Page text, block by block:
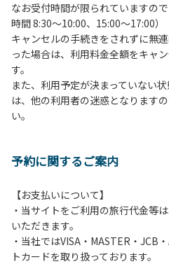
時前にお越しの方は、午後3時
続きを行ってください。午後5時
手続きを行ってください。
４、車両は、荷物の積み下ろし
ださい。
５、チェックアウトは、午前10
午後5時まで）です。チェック
方や使用人数が増えた場合は、
ら午前10時までの間にゴミステ
は、お持ち帰りをお願いします。
【禁止事項】
カラオケ、発電機、地面での直
ァイヤー、打ち上げ式花火、テ
なお受付時間が限られていますの
時間 8:30～10:00、15:00～17:00）
キャンセルの手続きをされずに無
った場合は、利用料金全額をキャ
す。
また、利用予定が決まっていない
は、他の利用者の迷惑となります
い。
予約に関するご案内
【お支払いについて】
・当サイトをご利用の旅行代金等
いただきます。
・当社ではVISA・MASTER・JCB
トカードを取り扱っております。